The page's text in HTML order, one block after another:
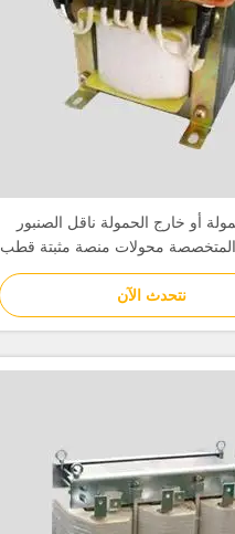
أو خارج الحمولة ناقل الصنبور
المتخصصة محولات منصة مثبتة قطب
مثبت
نتحدث الآن